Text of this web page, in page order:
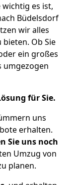
es ist,
Büdelsdorf
wir alles
Ob Sie
ein großes
umgezogen
für Sie.
uns
erhalten.
Sie uns noch
Umzug von
planen.